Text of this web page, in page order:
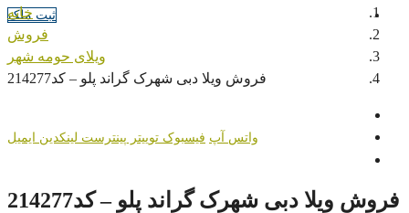
ثبت ملک
خانه
فروش
ویلای حومه شهر
فروش ویلا دبی شهرک گراند پلو – کد214277
واتس آپ فیسبوک توییتر پینترست لینکدین ایمیل
فروش ویلا دبی شهرک گراند پلو – کد214277